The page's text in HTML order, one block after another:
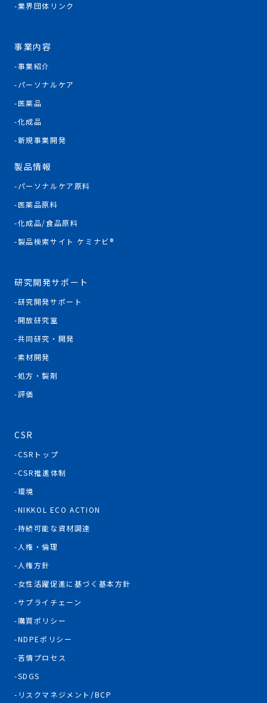
業界団体リンク
事業内容
事業紹介
パーソナルケア
医薬品
化成品
新規事業開発
製品情報
パーソナルケア原料
医薬品原料
化成品/食品原料
製品検索サイト ケミナビ®
研究開発サポート
研究開発サポート
開放研究室
共同研究・開発
素材開発
処方・製剤
評価
CSR
CSRトップ
CSR推進体制
環境
NIKKOL ECO ACTION
持続可能な資材調達
人権・倫理
人権方針
女性活躍促進に基づく基本方針
サプライチェーン
購買ポリシー
NDPEポリシー
苦情プロセス
SDGS
リスクマネジメント/BCP